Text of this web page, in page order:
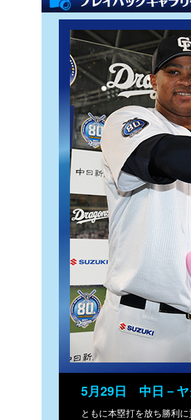
5月29日 中日－ヤ
ともに本塁打を放ち勝利